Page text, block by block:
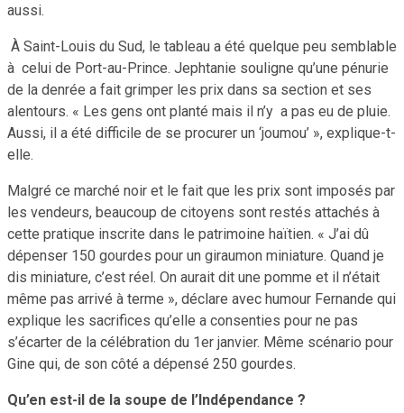
aussi.
À Saint-Louis du Sud, le tableau a été quelque peu semblable
à celui de Port-au-Prince. Jephtanie souligne qu’une pénurie
de la denrée a fait grimper les prix dans sa section et ses
alentours. « Les gens ont planté mais il n’y a pas eu de pluie.
Aussi, il a été difficile de se procurer un ‘joumou’ », explique-t-
elle.
Malgré ce marché noir et le fait que les prix sont imposés par
les vendeurs, beaucoup de citoyens sont restés attachés à
cette pratique inscrite dans le patrimoine haïtien. « J’ai dû
dépenser 150 gourdes pour un giraumon miniature. Quand je
dis miniature, c’est réel. On aurait dit une pomme et il n’était
même pas arrivé à terme », déclare avec humour Fernande qui
explique les sacrifices qu’elle a consenties pour ne pas
s’écarter de la célébration du 1er janvier. Même scénario pour
Gine qui, de son côté a dépensé 250 gourdes.
Qu’en est-il de la soupe de l’Indépendance ?